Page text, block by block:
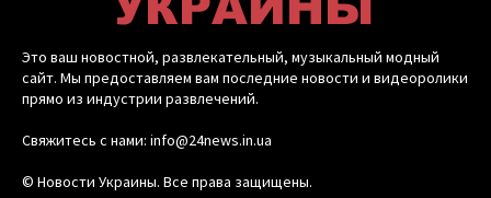
Это ваш новостной, развлекательный, музыкальный модный
сайт. Мы предоставляем вам последние новости и видеоролики
прямо из индустрии развлечений.
Свяжитесь с нами: info@24news.in.ua
© Новости Украины. Все права защищены.